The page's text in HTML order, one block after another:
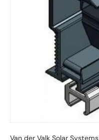
Van der Valk Solar Systems